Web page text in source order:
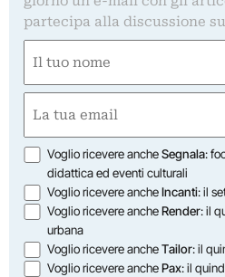
partecipa alla discussione
(Obbligatorio)
Nome
(Obbligatorio)
Opzioni
Voglio ricevere ancheSegnala:
didattica ed eventi culturali
Voglio ricevere ancheIncanti: il
Voglio ricevere ancheRender: il
urbana
Voglio ricevere ancheTailor: il
Voglio ricevere anchePax: il